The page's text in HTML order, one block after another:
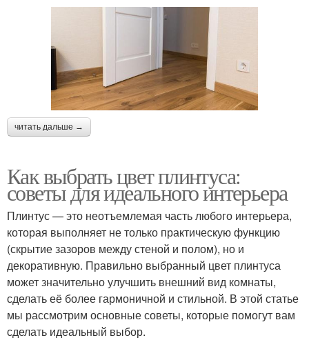
читать дальше →
Как выбрать цвет плинтуса:
советы для идеального интерьера
Плинтус — это неотъемлемая часть любого интерьера,
которая выполняет не только практическую функцию
(скрытие зазоров между стеной и полом), но и
декоративную. Правильно выбранный цвет плинтуса
может значительно улучшить внешний вид комнаты,
сделать её более гармоничной и стильной. В этой статье
мы рассмотрим основные советы, которые помогут вам
сделать идеальный выбор.